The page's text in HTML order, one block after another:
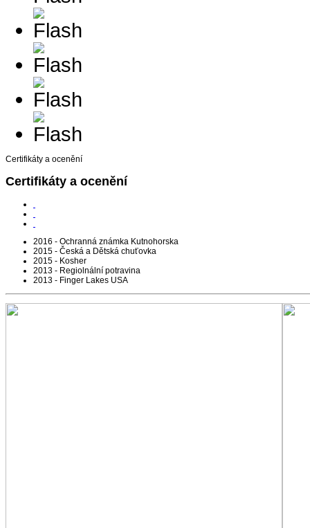
Certifikáty a ocenění
Certifikáty a ocenění
2016 - Ochranná známka Kutnohorska
2015 - Česká a Dětská chuťovka
2015 - Kosher
2013 - Regiolnální potravina
2013 - Finger Lakes USA